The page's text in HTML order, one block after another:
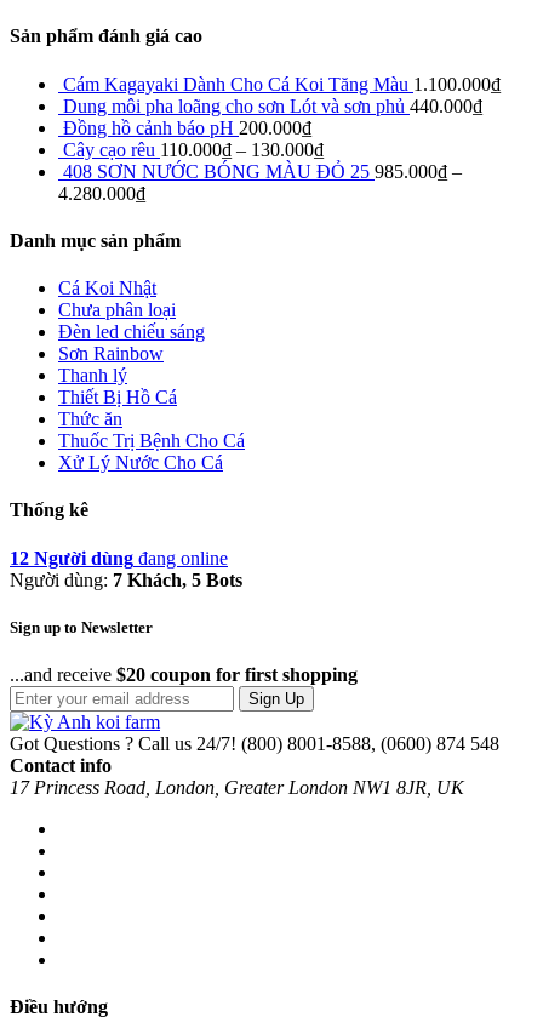
Sản phẩm đánh giá cao
Cám Kagayaki Dành Cho Cá Koi Tăng Màu 1.100.000₫
Dung môi pha loãng cho sơn Lót và sơn phủ 440.000₫
Đồng hồ cảnh báo pH 200.000₫
Cây cạo rêu 110.000₫ – 130.000₫
408 SƠN NƯỚC BÓNG MÀU ĐỎ 25 985.000₫ –
4.280.000₫
Danh mục sản phẩm
Cá Koi Nhật
Chưa phân loại
Đèn led chiếu sáng
Sơn Rainbow
Thanh lý
Thiết Bị Hồ Cá
Thức ăn
Thuốc Trị Bệnh Cho Cá
Xử Lý Nước Cho Cá
Thống kê
12 Người dùng đang online
Người dùng: 7 Khách, 5 Bots
Sign up to Newsletter
...and receive $20 coupon for first shopping
Sign Up
Got Questions ? Call us 24/7! (800) 8001-8588, (0600) 874 548
Contact info
17 Princess Road, London, Greater London NW1 8JR, UK
Điều hướng